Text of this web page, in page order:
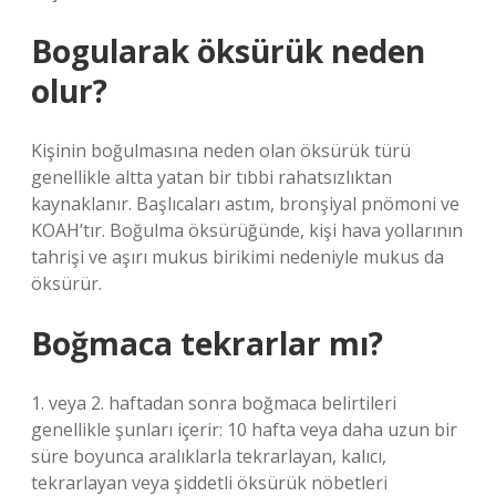
Bogularak öksürük neden
olur?
Kişinin boğulmasına neden olan öksürük türü
genellikle altta yatan bir tıbbi rahatsızlıktan
kaynaklanır. Başlıcaları astım, bronşiyal pnömoni ve
KOAH’tır. Boğulma öksürüğünde, kişi hava yollarının
tahrişi ve aşırı mukus birikimi nedeniyle mukus da
öksürür.
Boğmaca tekrarlar mı?
1. veya 2. haftadan sonra boğmaca belirtileri
genellikle şunları içerir: 10 hafta veya daha uzun bir
süre boyunca aralıklarla tekrarlayan, kalıcı,
tekrarlayan veya şiddetli öksürük nöbetleri